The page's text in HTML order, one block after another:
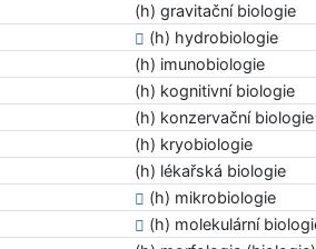
(h) gravitační biologie
(h) hydrobiologie
(h) imunobiologie
(h) kognitivní biologie
(h) konzervační biologie
(h) kryobiologie
(h) lékařská biologie
(h) mikrobiologie
(h) molekulární